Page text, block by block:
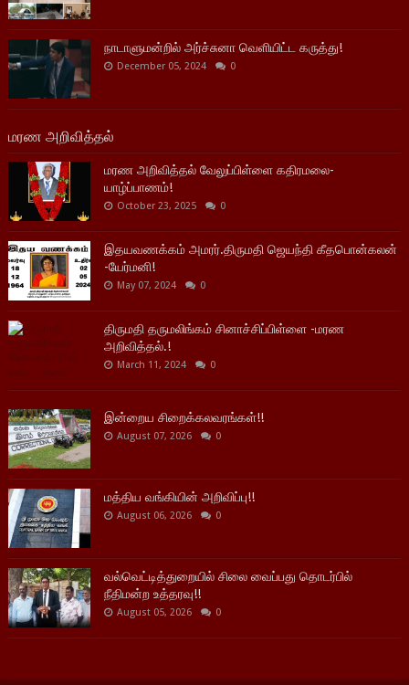
நாடாளுமன்றில் அர்ச்சுனா வெளியிட்ட கருத்து!
December 05, 2024 0
மரண அறிவித்தல்
மரண அறிவித்தல் வேலுப்பிள்ளை கதிரமலை-
யாழ்ப்பாணம்!
October 23, 2025 0
இதயவணக்கம் அமரர்.திருமதி ஜெயந்தி கீதபொன்கலன்
-யேர்மனி!
May 07, 2024 0
திருமதி தருமலிங்கம் சினாச்சிப்பிள்ளை -மரண
அறிவித்தல்.!
March 11, 2024 0
இன்றைய சிறைக்கலவரங்கள்!!
August 07, 2026 0
மத்திய வங்கியின் அறிவிப்பு!!
August 06, 2026 0
வல்வெட்டித்துறையில் சிலை வைப்பது தொடர்பில்
நீதிமன்ற உத்தரவு!!
August 05, 2026 0